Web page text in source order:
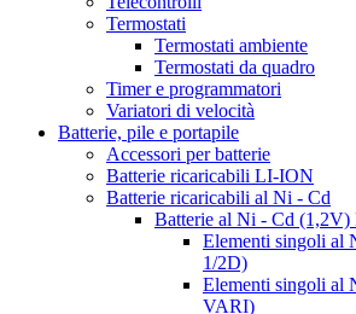
Termostati
Termostati ambiente
Termostati da quadro
Timer e programmatori
Variatori di velocità
Batterie, pile e portapile
Accessori per batterie
Batterie ricaricabili LI-ION
Batterie ricaricabili al Ni - Cd
Batterie al Ni - Cd (1,2V)
Elementi singoli al
1/2D)
Elementi singoli al
VARI)